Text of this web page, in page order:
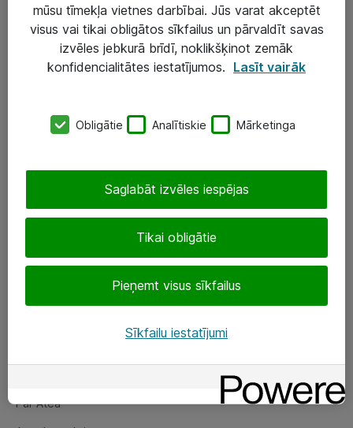
Darba vietu IT risinājumi
Serveri un datu centri
SIA „ATEA”
eShop@atea.lv
Sekojiet mums
Par Atea
Par Atea
mūsu tīmekļa vietnes darbībai. Jūs varat akceptēt
visus vai tikai obligātos sīkfailus un pārvaldīt savas
izvēles jebkurā brīdī, noklikšķinot zemāk
konfidencialitātes iestatījumos. Lasīt vairāk
Obligātie Analītiskie Mārketinga
Tikai obligātie
Pieņemt visus sīkfailus
Saglabāt izvēles iespējas
Sīkfailu iestatījumi